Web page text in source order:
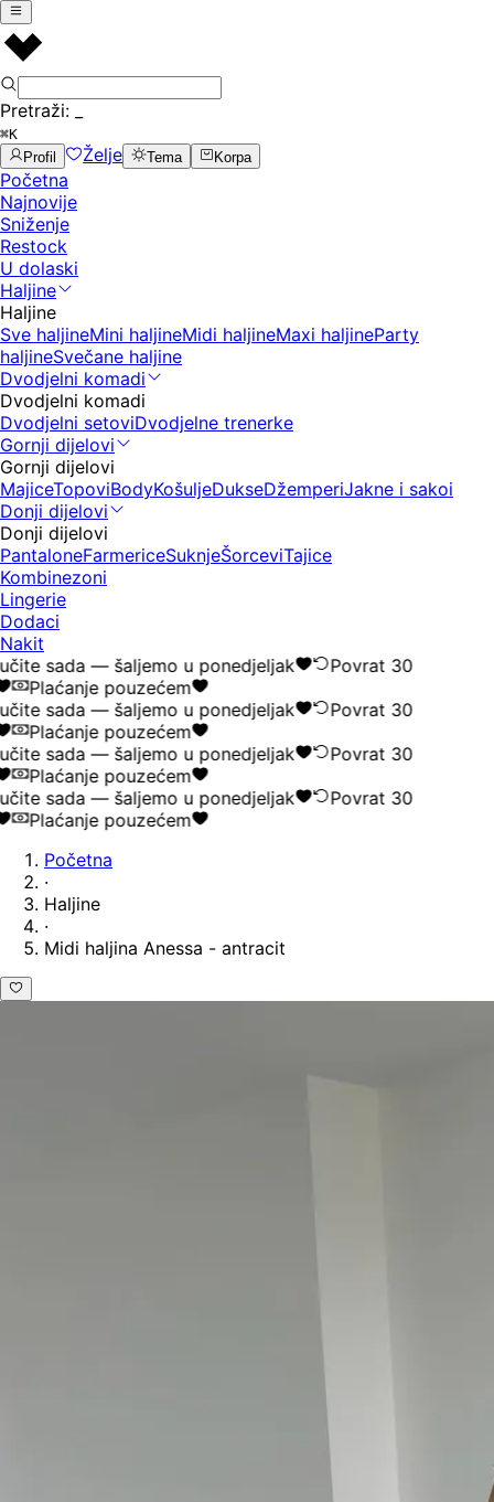
Pretraži:
⌘K
Profil
Želje Tema Korpa
Početna
Najnovije
Sniženje
Restock
U dolaski
Haljine
Haljine
Sve haljineMini haljineMidi haljineMaxi haljineParty
haljineSvečane haljine
Dvodjelni komadi
Dvodjelni komadi
Dvodjelni setoviDvodjelne trenerke
Gornji dijelovi
Gornji dijelovi
MajiceTopoviBodyKošuljeDukseDžemperiJakne i sakoi
Donji dijelovi
Donji dijelovi
PantaloneFarmericeSuknjeŠorceviTajice
Kombinezoni
Lingerie
Dodaci
Nakit
sada — šaljemo u ponedjeljak
Povrat 30
Plaćanje pouzećem
sada — šaljemo u ponedjeljak
Povrat 30
Plaćanje pouzećem
sada — šaljemo u ponedjeljak
Povrat 30
Plaćanje pouzećem
sada — šaljemo u ponedjeljak
Povrat 30
Plaćanje pouzećem
Početna
·
Haljine
·
Midi haljina Anessa - antracit